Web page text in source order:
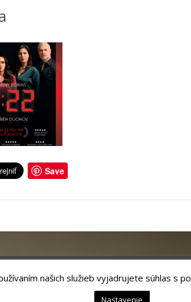
Save
našich služieb vyjadrujete súhlas s
Nastavenie